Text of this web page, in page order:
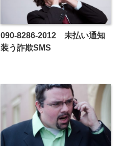
090-8286-2012 未払い通知
装う詐欺SMS